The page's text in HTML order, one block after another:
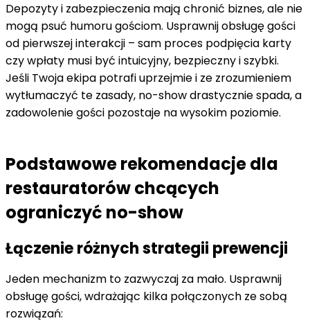
Depozyty i zabezpieczenia mają chronić biznes, ale nie
mogą psuć humoru gościom. Usprawnij obsługę gości
od pierwszej interakcji – sam proces podpięcia karty
czy wpłaty musi być intuicyjny, bezpieczny i szybki.
Jeśli Twoja ekipa potrafi uprzejmie i ze zrozumieniem
wytłumaczyć te zasady, no-show drastycznie spada, a
zadowolenie gości pozostaje na wysokim poziomie.
Podstawowe rekomendacje dla
restauratorów chcących
ograniczyć no-show
Łączenie różnych strategii prewencji
Jeden mechanizm to zazwyczaj za mało. Usprawnij
obsługę gości, wdrażając kilka połączonych ze sobą
rozwiązań: